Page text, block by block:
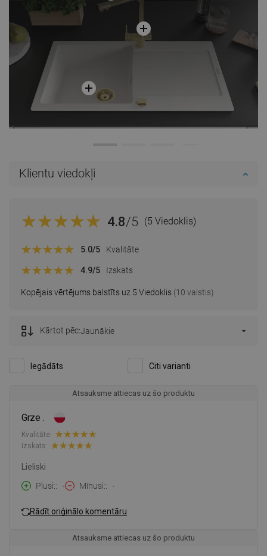
Klientu viedokļi
4.8/5 (5 Viedoklis)
Kopējais vērtējums balstīts uz 5 Viedoklis (10 valstis)
5.0/5 Kvalitāte
4.9/5 Izskats
Iegādāts Citi varianti
Kārtot pēc:Jaunākie
Atsauksme attiecas uz šo produktu
Grze .
Kvalitāte:
Izskats:
Lieliski
Plusi:
- Mīnusi: -
Rādīt oriģinālo komentāru
Atsauksme attiecas uz šo produktu